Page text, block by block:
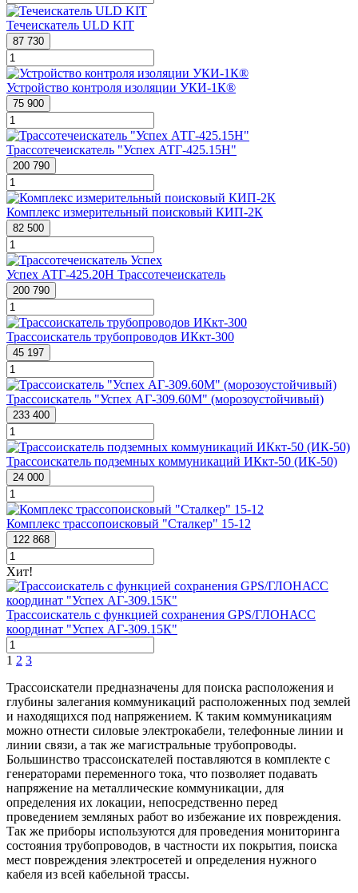
Течеискатель ULD KIT
87 730
Устройство контроля изоляции УКИ-1К®
75 900
Трассотечеискатель "Успех АТГ-425.15Н"
200 790
Комплекс измерительный поисковый КИП-2К
82 500
Успех АТГ-425.20Н Трассотечеискатель
200 790
Трассоискатель трубопроводов ИКкт-300
45 197
Трассоискатель "Успех АГ-309.60М" (морозоустойчивый)
233 400
Трассоискатель подземных коммуникаций ИКкт-50 (ИК-50)
24 000
Комплекс трассопоисковый "Сталкер" 15-12
122 868
Хит!
Трассоискатель с функцией сохранения GPS/ГЛОНАСС
координат "Успех АГ-309.15К"
1 2 3
Трассоискатели предназначены для поиска расположения и
глубины залегания коммуникаций расположенных под землей
и находящихся под напряжением. К таким коммуникациям
можно отнести силовые электрокабели, телефонные линии и
линии связи, а так же магистральные трубопроводы.
Большинство трассоискателей поставляются в комплекте с
генераторами переменного тока, что позволяет подавать
напряжение на металлические коммуникации, для
определения их локации, непосредственно перед
проведением земляных работ во избежание их повреждения.
Так же приборы используются для проведения мониторинга
состояния трубопроводов, в частности их покрытия, поиска
мест повреждения электросетей и определения нужного
кабеля из всей кабельной трассы.